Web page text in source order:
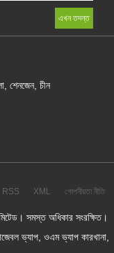
শেনজেন, চীন
RSS XML গোপনীয়তা নীতি
সমস্ত অধিকার সংরক্ষিত।
ভ্যাপ, ওএম ভ্যাপ কারখানা,